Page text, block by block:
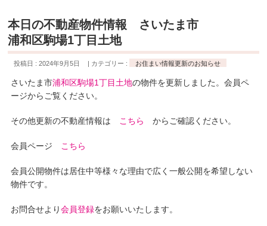
本日の不動産物件情報 さいたま市
浦和区駒場1丁目土地
投稿日 : 2024年9月5日 カテゴリー : お住まい情報更新のお知らせ
さいたま市浦和区駒場1丁目土地の物件を更新しました。会員ペ
ージからご覧ください。
その他更新の不動産情報は こちら からご確認ください。
会員ページ こちら
会員公開物件は居住中等様々な理由で広く一般公開を希望しない
物件です。
お問合せより会員登録をお願いいたします。